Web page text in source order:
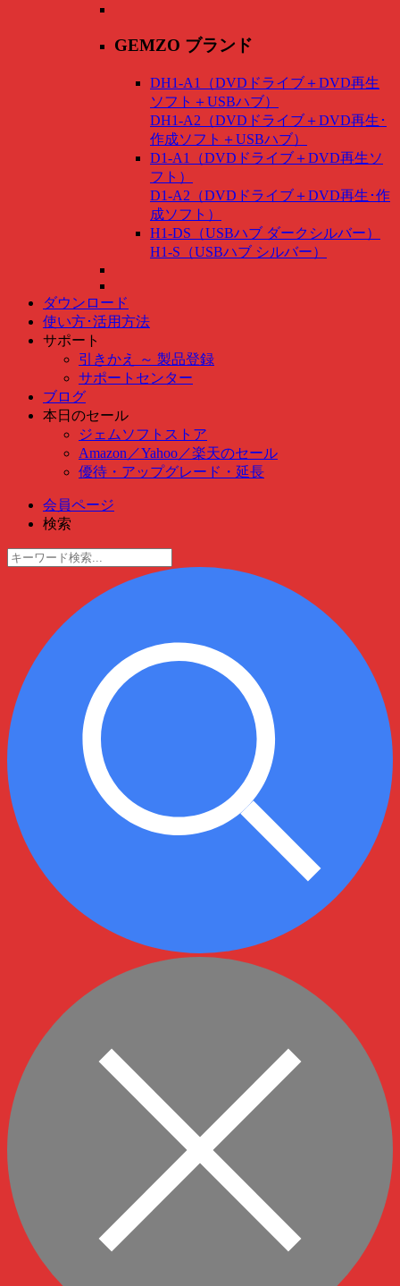
GEMZO ブランド
DH1-A1（DVDドライブ＋DVD再生
ソフト＋USBハブ）
DH1-A2（DVDドライブ＋DVD再生･
作成ソフト＋USBハブ）
D1-A1（DVDドライブ＋DVD再生ソ
フト）
D1-A2（DVDドライブ＋DVD再生･作
成ソフト）
H1-DS（USBハブ ダークシルバー）
H1-S（USBハブ シルバー）
ダウンロード
使い方･活用方法
サポート
引きかえ ～ 製品登録
サポートセンター
ブログ
本日のセール
ジェムソフトストア
Amazon ／Yahoo ／楽天のセール
優待・アップグレード・延長
会員ページ
検索